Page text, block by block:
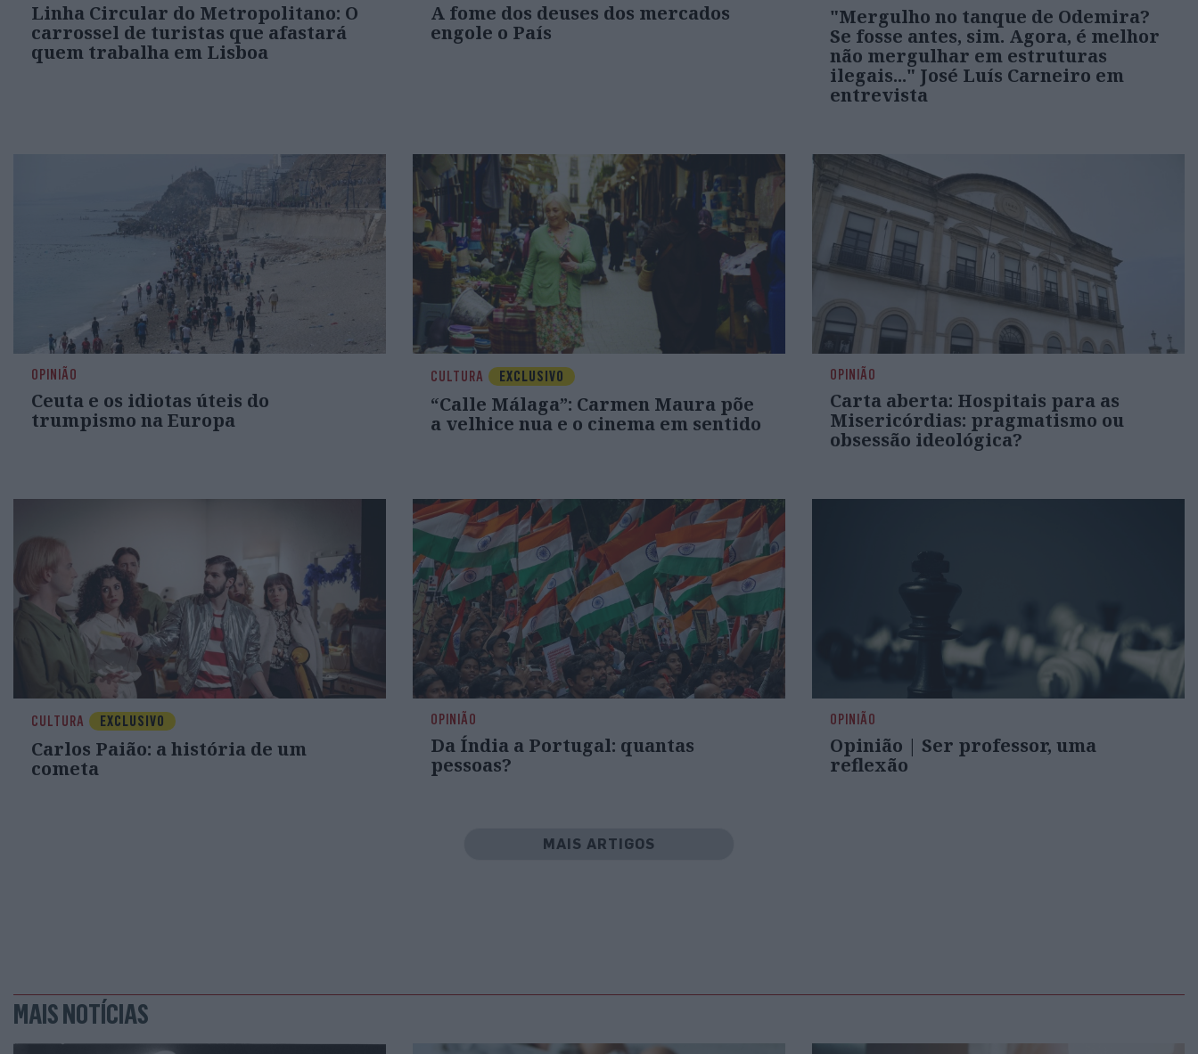
Linha Circular do Metropolitano: O
carrossel de turistas que afastará
quem trabalha em Lisboa
A fome dos deuses dos mercados
engole o País
"Mergulho no tanque de Odemira?
Se fosse antes, sim. Agora, é melhor
não mergulhar em estruturas
ilegais..." José Luís Carneiro em
entrevista
OPINIÃO
Ceuta e os idiotas úteis do
trumpismo na Europa
CULTURA EXCLUSIVO
“Calle Málaga”: Carmen Maura põe
a velhice nua e o cinema em sentido
OPINIÃO
Carta aberta: Hospitais para as
Misericórdias: pragmatismo ou
obsessão ideológica?
CULTURA EXCLUSIVO
Carlos Paião: a história de um
cometa
OPINIÃO
Da Índia a Portugal: quantas
pessoas?
OPINIÃO
Opinião | Ser professor, uma
reflexão
MAIS ARTIGOS
MAIS NOTÍCIAS